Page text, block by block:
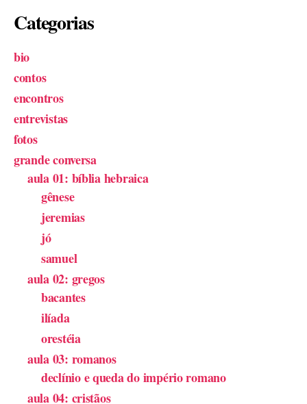
Categorias
bio
contos
encontros
entrevistas
fotos
grande conversa
aula 01: bíblia hebraica
gênese
jeremias
jó
samuel
aula 02: gregos
bacantes
ilíada
orestéia
aula 03: romanos
declínio e queda do império romano
aula 04: cristãos